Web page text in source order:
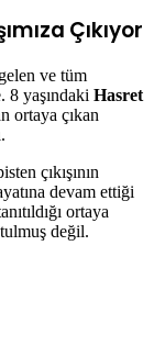
Çıkıyor
ve tüm
8 yaşındaki Hasret
ortaya çıkan
çıkışının
devam ettiği
ortaya
değil.